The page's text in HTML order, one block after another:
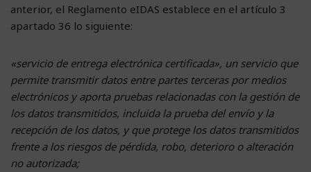
anterior, el Reglamento eIDAS establece en el artículo 3
apartado 36 lo siguiente:
«servicio de entrega electrónica certificada», un servicio que
permite transmitir datos entre partes terceras por medios
electrónicos y aporta pruebas relacionadas con la gestión de
los datos transmitidos, incluida la prueba del envío y la
recepción de los datos, y que protege los datos transmitidos
frente a los riesgos de pérdida, robo, deterioro o alteración
no autorizada;